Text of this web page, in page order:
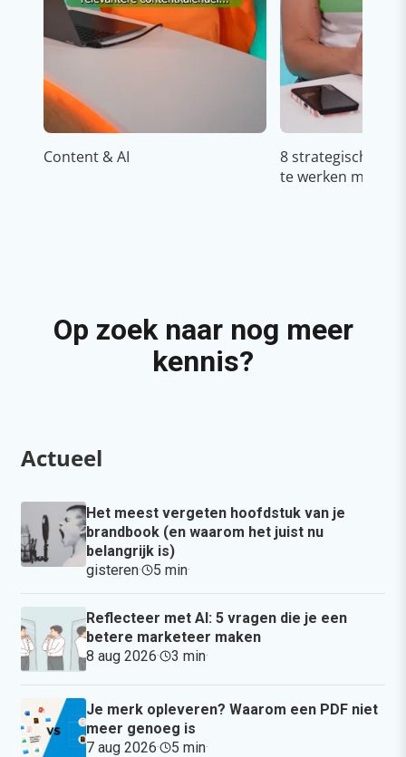
Content & AI
8 strategische
te werken met
Op zoek naar nog meer
kennis?
Actueel
Het meest vergeten hoofdstuk van je
brandbook (en waarom het juist nu
belangrijk is)
gisteren· 5 min·
Reflecteer met AI: 5 vragen die je een
betere marketeer maken
8 aug 2026· 3 min·
Je merk opleveren? Waarom een PDF niet
meer genoeg is
7 aug 2026· 5 min·